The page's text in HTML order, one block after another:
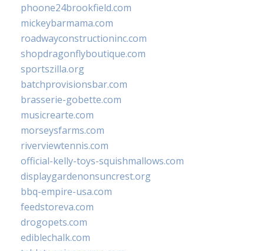
phoone24brookfield.com
mickeybarmama.com
roadwayconstructioninc.com
shopdragonflyboutique.com
sportszilla.org
batchprovisionsbar.com
brasserie-gobette.com
musicrearte.com
morseysfarms.com
riverviewtennis.com
official-kelly-toys-squishmallows.com
displaygardenonsuncrest.org
bbq-empire-usa.com
feedstoreva.com
drogopets.com
ediblechalk.com